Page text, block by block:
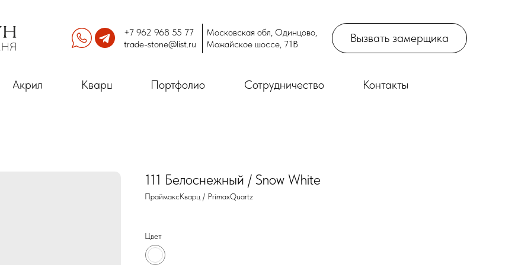
Вызвать замерщика
Акрил Кварц Портфолио Сотрудничество Контакты
+7 962 968 55 77
trade-stone@list.ru
Московская обл, Одинцово,
Можайское шоссе, 71В
111 Белоснежный / Snow White
ПраймаксКварц / PrimaxQuartz
Цвет